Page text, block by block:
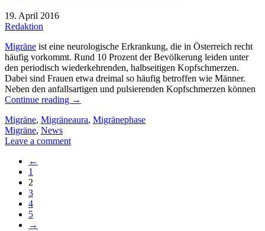
19. April 2016
Redaktion
Migräne ist eine neurologische Erkrankung, die in Österreich recht
häufig vorkommt. Rund 10 Prozent der Bevölkerung leiden unter
den periodisch wiederkehrenden, halbseitigen Kopfschmerzen.
Dabei sind Frauen etwa dreimal so häufig betroffen wie Männer.
Neben den anfallsartigen und pulsierenden Kopfschmerzen können
Continue reading →
Migräne, Migräneaura, Migränephase
Migräne, News
Leave a comment
←
1
2
3
4
5
→